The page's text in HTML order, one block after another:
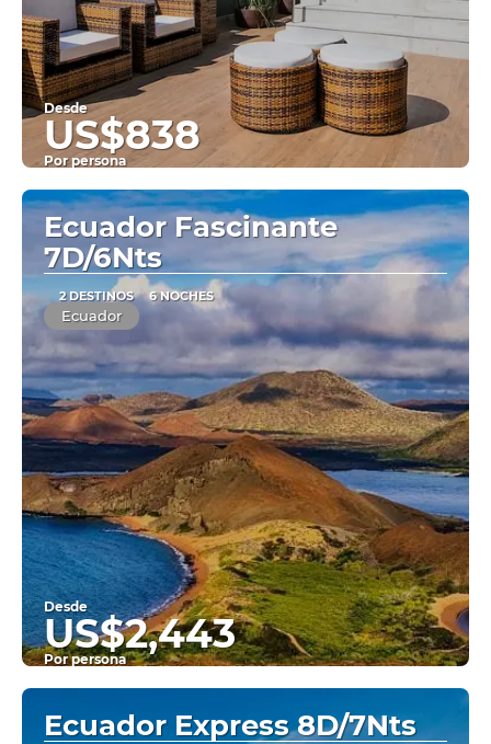
Desde
US$838
Por persona
Ver
Ecuador Fascinante
7D/6Nts
2 DESTINOS 6 NOCHES
Ecuador
Desde
US$2,443
Por persona
Ver
Ecuador Express 8D/7Nts